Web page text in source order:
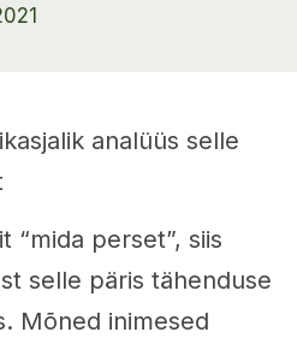
analüüs selle
“mida perset”, siis
selle päris tähenduse
Mõned inimesed